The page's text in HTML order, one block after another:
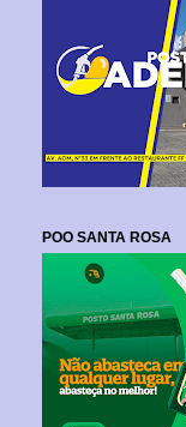
POO SANTA ROSA